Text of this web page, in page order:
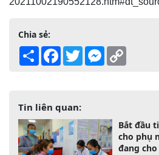
Chia sẻ:
Share Facebook
TwitterMessenger
Tin liên quan:
Bắt đầu
cho phụ
đang